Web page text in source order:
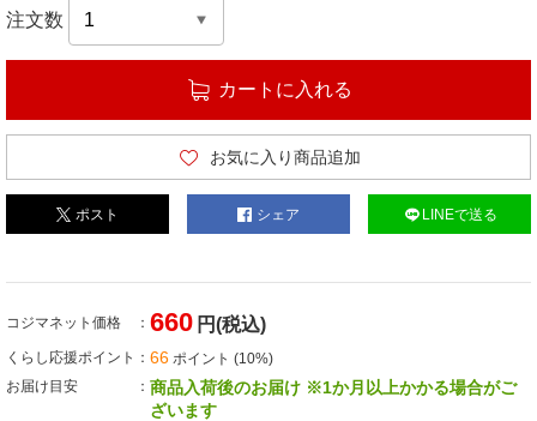
注文数
カートに入れる
お気に入り商品追加
ポスト シェア LINEで送る
コジマネット価格 660 円(税込)
くらし応援ポイント 66 ポイント (10%)
お届け目安
商品入荷後のお届け ※1か月以上かかる場合がご
ざいます